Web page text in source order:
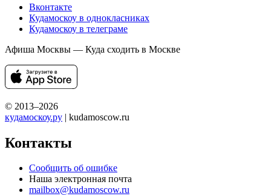
Вконтакте
Кудамоскоу в однокласниках
Кудамоскоу в телеграме
Афиша Москвы — Куда сходить в Москве
© 2013–2026
кудамоскоу.ру | kudamoscow.ru
Контакты
Сообщить об ошибке
Наша электронная почта
mailbox@kudamoscow.ru